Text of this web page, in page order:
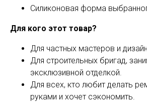
Силиконовая форма
Для кого этот товар?
Для частных мастеров и
Для строительных бригад,
эксклюзивной отделкой.
Для всех, кто любит делать
руками и хочет сэкономить.